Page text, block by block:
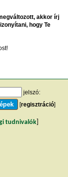
akkor írj
hogy Te
jelszó:
[regisztráció]
tudnivalók